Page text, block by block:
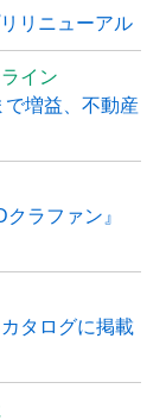
リニューアル
イン
で増益、不動産
ラファン』
タログに掲載